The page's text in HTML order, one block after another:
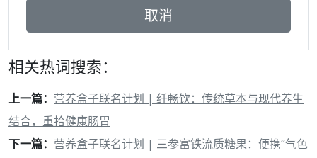
相关热词搜索：
上一篇： 营养盒子联名计划 | 纤畅饮：传统草本与现代养生
结合，重拾健康肠胃
下一篇： 营养盒子联名计划 | 三参富铁流质糖果：便携“气色